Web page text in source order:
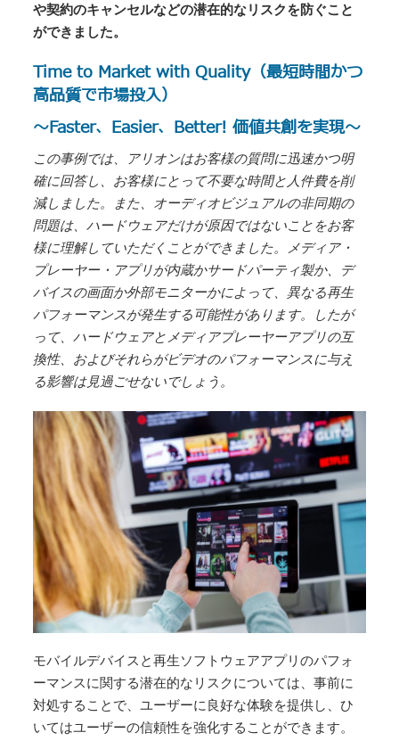
や契約のキャンセルなどの潜在的なリスクを防ぐこと
ができました。
Time to Market with Quality（最短時間かつ
高品質で市場投入）
～Faster、Easier、Better! 価値共創を実現～
この事例では、アリオンはお客様の質問に迅速かつ明
確に回答し、お客様にとって不要な時間と人件費を削
減しました。また、オーディオビジュアルの非同期の
問題は、ハードウェアだけが原因ではないことをお客
様に理解していただくことができました。メディア・
プレーヤー・アプリが内蔵かサードパーティ製か、デ
バイスの画面か外部モニターかによって、異なる再生
パフォーマンスが発生する可能性があります。したが
って、ハードウェアとメディアプレーヤーアプリの互
換性、およびそれらがビデオのパフォーマンスに与え
る影響は見過ごせないでしょう。
モバイルデバイスと再生ソフトウェアアプリのパフォ
ーマンスに関する潜在的なリスクについては、事前に
対処することで、ユーザーに良好な体験を提供し、ひ
いてはユーザーの信頼性を強化することができます。